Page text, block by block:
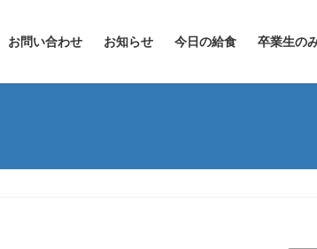
お問い合わせ お知らせ 今日の給食 卒業生の